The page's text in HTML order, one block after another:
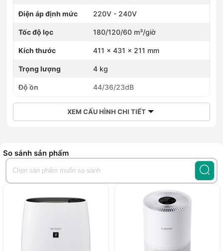
Điện áp định mức 220V - 240V
Tốc độ lọc 180/120/60 m³/giờ
Kích thước 411 x 431 x 211 mm
Trọng lượng 4 kg
Độ ồn 44/36/23dB
XEM CẤU HÌNH CHI TIẾT
So sánh sản phẩm